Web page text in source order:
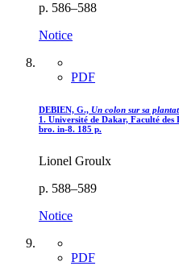
p. 586–588
Notice
PDF
DEBIEN, G., Un colon sur sa
1. Université de Dakar, Faculté des
bro. in-8. 185 p.
Lionel Groulx
p. 588–589
Notice
PDF